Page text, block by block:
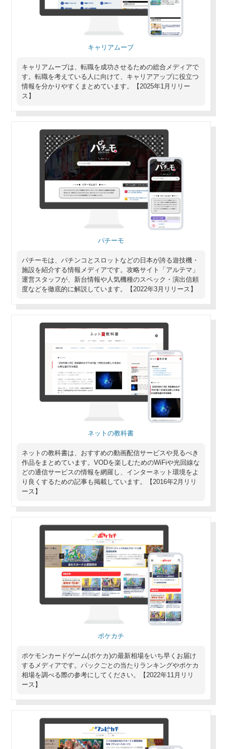
キャリアムーブ
キャリアムーブは、転職を成功させるための総合メディアで
す。転職を考えている人に向けて、キャリアアップに役立つ
情報を分かりやすくまとめています。【2025年1月リリー
ス】
パチーモ
パチーモは、パチンコとスロットなどの日本が誇る遊技機・
施設を紹介する情報メディアです。攻略サイト「アルテマ」
運営スタッフが、新台情報や人気機種のスペック・演出信頼
度などを徹底的に解説しています。【2022年3月リリース】
ネットの教科書
ネットの教科書は、おすすめの動画配信サービスや見るべき
作品をまとめています。VODを楽しむためのWiFiや光回線な
どの通信サービスの情報を網羅し、インターネット環境をよ
り良くするための記事も掲載しています。【2016年2月リリ
ース】
ポケカチ
ポケモンカードゲーム(ポケカ)の最新相場をいち早くお届け
するメディアです。パックごとの当たりランキングやポケカ
相場を調べる際の参考にしてください。【2022年11月リリ
ース】